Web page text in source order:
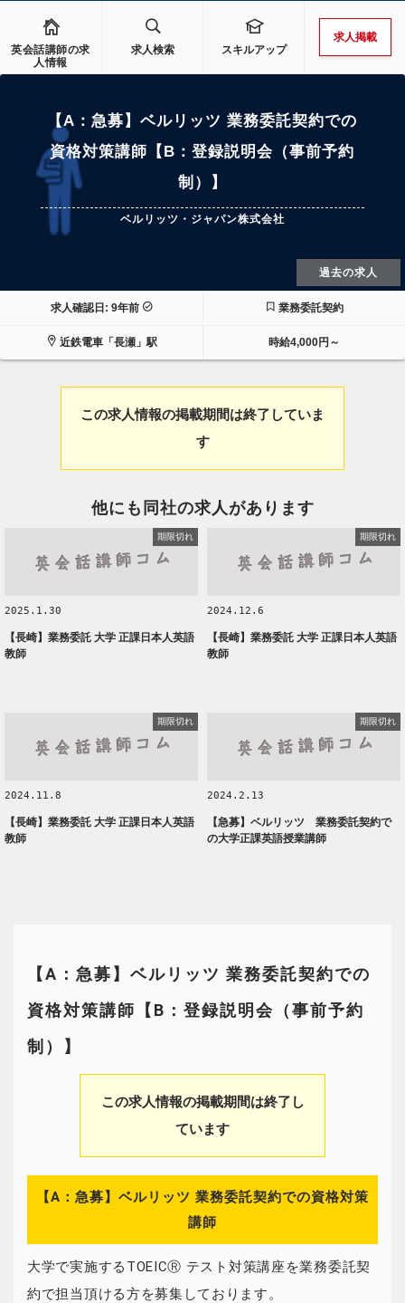
英会話講師の求
人情報
求人検索 スキルアップ
求人掲載
【A：急募】ベルリッツ 業務委託契約での
資格対策講師【B：登録説明会（事前予約
制）】
ベルリッツ・ジャパン株式会社
過去の求人
求人確認日: 9年前 業務委託契約
近鉄電車「長瀬」駅 時給4,000円～
この求人情報の掲載期間は終了していま
す
他にも同社の求人があります
期限切れ
2025.1.30
【長崎】業務委託 大学 正課日本人英語
教師
期限切れ
2024.12.6
【長崎】業務委託 大学 正課日本人英語
教師
期限切れ
2024.11.8
【長崎】業務委託 大学 正課日本人英語
教師
期限切れ
2024.2.13
【急募】ベルリッツ 業務委託契約で
の大学正課英語授業講師
【A：急募】ベルリッツ 業務委託契約での
資格対策講師【B：登録説明会（事前予約
制）】
この求人情報の掲載期間は終了し
ています
【A：急募】ベルリッツ 業務委託契約での資格対策
講師
大学で実施するTOEICⓇ テスト対策講座を業務委託契
約で担当頂ける方を募集しております。